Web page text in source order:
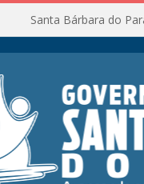
Santa Bárbara do